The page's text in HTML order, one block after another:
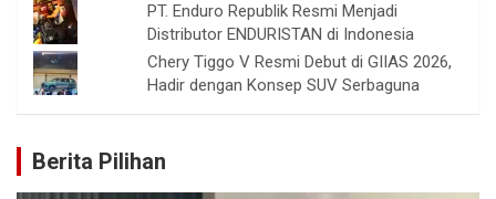
PT. Enduro Republik Resmi Menjadi
Distributor ENDURISTAN di Indonesia
Chery Tiggo V Resmi Debut di GIIAS 2026,
Hadir dengan Konsep SUV Serbaguna
Berita Pilihan